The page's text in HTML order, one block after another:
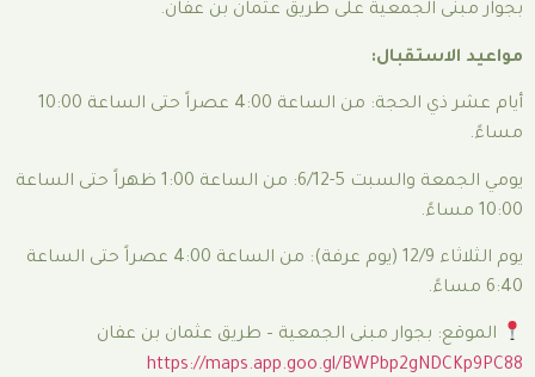
على طريق عثمان بن عفان.
أيام عشر ذي الحجة: من الساعة 4:00 عصراً حتى الساعة 10:00
يومي الجمعة والسبت 5-6/12: من الساعة 1:00 ظهراً حتى الساعة
يوم الثلاثاء 12/9 (يوم عرفة): من الساعة 4:00 عصراً حتى الساعة
مبنى الجمعية – طريق عثمان بن عفان
https://maps.app.goo.gl/